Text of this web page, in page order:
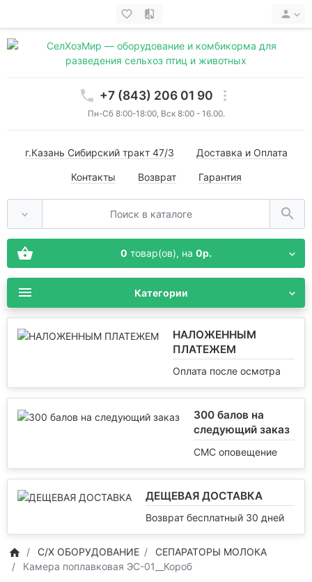
+7 (843) 206 01 90
Пн-Сб 8:00-18:00, Вск 8:00 - 16.00.
г.Казань Сибирский тракт 47/3 Доставка и Оплата
Контакты Возврат Гарантия
0 товар(ов), на 0р.
Категории
НАЛОЖЕННЫМ
ПЛАТЕЖЕМ
Оплата после осмотра
300 балов на
следующий заказ
СМС оповещение
ДЕЩЕВАЯ ДОСТАВКА
Возврат бесплатный 30 дней
С/Х ОБОРУДОВАНИЕ
СЕПАРАТОРЫ МОЛОКА
Камера поплавковая ЭС-01__Короб